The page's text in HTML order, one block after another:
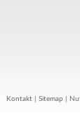
Kontakt Sitemap